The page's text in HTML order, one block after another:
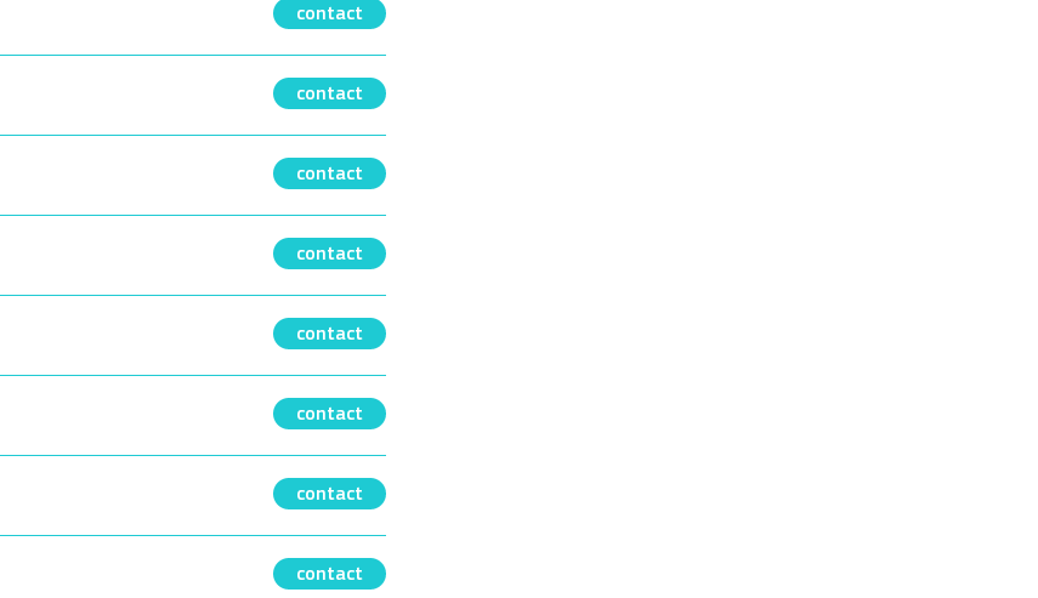
contact
contact
contact
contact
contact
contact
contact
contact